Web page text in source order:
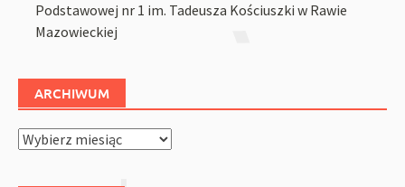
Podstawowej nr 1 im. Tadeusza Kościuszki w Rawie
Mazowieckiej
ARCHIWUM
Archiwum